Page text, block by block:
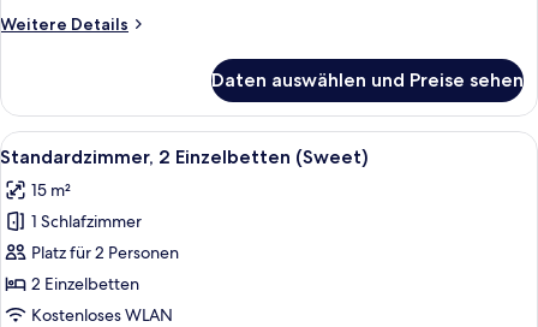
Weitere Details
Weitere
1
Doppelbett
(Sweet)
Daten auswählen und Preise sehen
Alle
Fotos
für
Standardzimmer,
2 Einzelbetten
(Sweet)
anzeigen
Ein Hotelzimmer mit einem großen
8
Standardzimmer, 2 Einzelbetten (Sweet)
15 m²
1 Schlafzimmer
Platz für 2 Personen
2 Einzelbetten
Kostenloses WLAN